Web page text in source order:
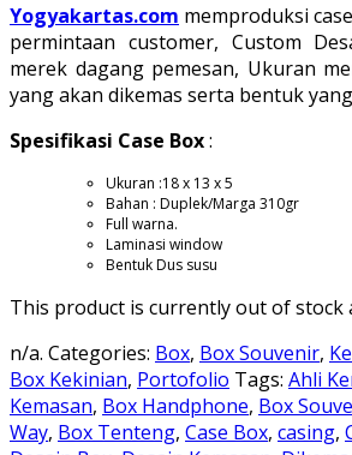
Yogyakartas.com memproduksi
permintaan customer, Custom
merek dagang pemesan, Ukuran
yang akan dikemas serta bentuk
Spesifikasi Case Box:
Ukuran :18 x 13 x 5
Bahan : Duplek/Marga 310gr
Full warna.
Laminasi window
Bentuk Dus susu
This product is currently out of stock
n/a. Categories: Box, Box Souvenir,
Box Kekinian, Portofolio Tags: Ahli
Kemasan, Box Handphone, Box
Way, Box Tenteng, Case Box, casing,